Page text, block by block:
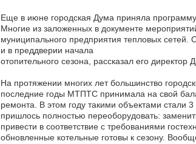
Еще в июне городская Дума приняла
Многие из заложенных в документе
муниципального предприятия тепловых
и в преддверии начала
отопительного сезона, рассказал его директор
На протяжении многих лет большинство
последние годы МТПТС принимала на свой
ремонта. В этом году такими объектами
пришлось полностью переоборудовать:
привести в соответствие с требованиями
обновленные котельные готовы к сезону.